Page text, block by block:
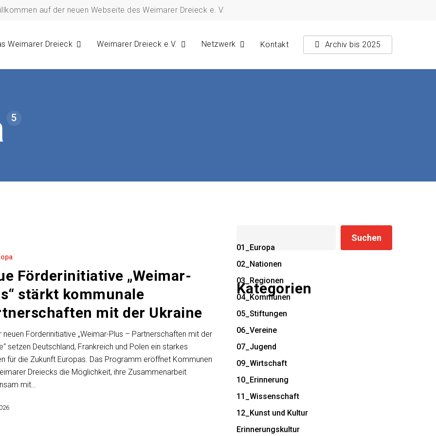
auf der neuen Webseite des Weimarer Dreieck e. V.
Weimarer Dreieck Weimarer Dreieck e.V. Netzwerk Kontakt Archiv bis 2025
5
Förderinitiative „Weimar-
stärkt kommunale
mit der Ukraine
neuen Förderinitiative „Weimar-Plus – Partnerschaften mit der
setzen Deutschland, Frankreich und Polen ein starkes
für die Zukunft Europas. Das Programm eröffnet Kommunen
Dreiecks die Möglichkeit, ihre Zusammenarbeit
mit…
Suchen
Kategorien
01_Europa
02_Nationen
03_Regionen
04_Kommunen
05_Stiftungen
06_Vereine
07_Jugend
09_Wirtschaft
10_Erinnerung
11_Wissenschaft
12_Kunst und Kultur
Erinnerungskultur